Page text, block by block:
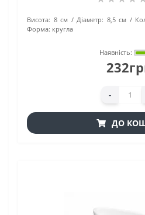
Висота: 8 см Діаметр: 8,5 см
Форма: кругла
Наявність:
-
ДО